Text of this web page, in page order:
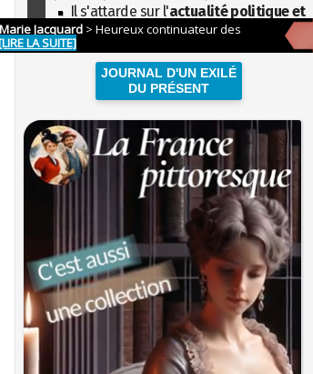
Il s'attarde sur l'actualité politique et
sociétaleavec la hauteur de vue de
l'Histoire
JOURNAL D'UN EXILÉ
DU PRÉSENT